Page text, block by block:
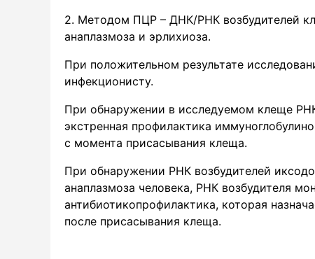
2. Методом ПЦР – ДНК/РНК возбудителей
анаплазмоза и эрлихиоза.
При положительном результате
инфекционисту.
При обнаружении в исследуемом клеще
экстренная профилактика
с момента присасывания клеща.
При обнаружении РНК возбудителей
анаплазмоза человека, РНК возбудителя
антибиотикопрофилактика, которая
после присасывания клеща.